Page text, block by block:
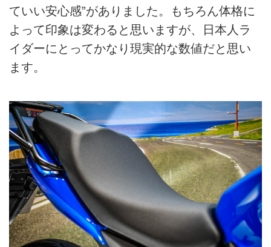
ていい安心感”がありました。もちろん体格に
よって印象は変わると思いますが、日本人ラ
イダーにとってかなり現実的な数値だと思い
ます。